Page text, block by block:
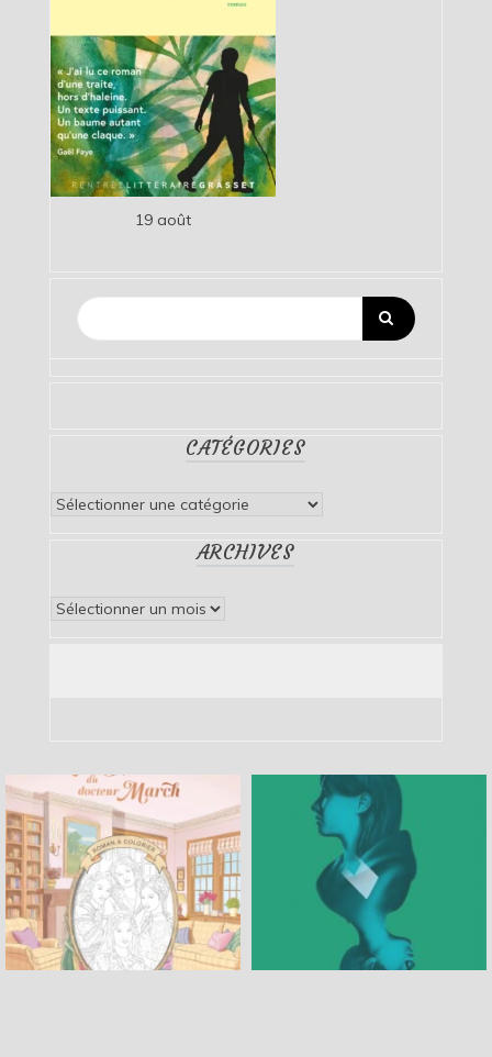
19 août
CATÉGORIES
Catégories
ARCHIVES
Archives